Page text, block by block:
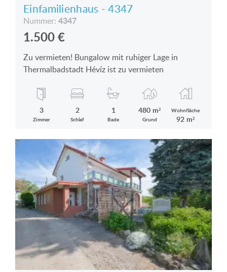
Einfamilienhaus - 4347
Nummer: 4347
1.500€
Zu vermieten! Bungalow mit ruhiger Lage in
Thermalbadstadt Hévíz ist zu vermieten
3
Zimmer
2
Schlaf
1
Bade
480 m²
Grund
Wohnfläche
92 m²